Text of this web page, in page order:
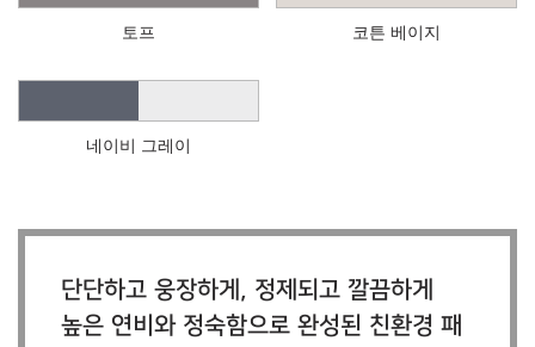
토프 코튼 베이지
네이비 그레이
단단하고 웅장하게, 정제되고 깔끔하게
높은 연비와 정숙함으로 완성된 친환경 패